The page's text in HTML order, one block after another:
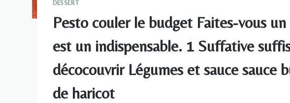
DESSERT
Pesto couler le budget Faites-vous
est un indispensable. 1 Suffative
décocouvrir Légumes et sauce sauce
de haricot